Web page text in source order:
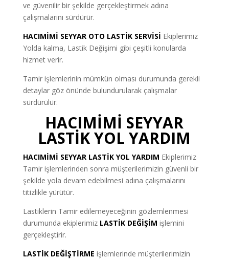
ve güvenilir bir şekilde gerçekleştirmek adına
çalışmalarını sürdürür.
HACIMİMİ SEYYAR OTO LASTİK SERVİSİ Ekiplerimiz
Yolda kalma, Lastik Değişimi gibi çeşitli konularda
hizmet verir.
Tamir işlemlerinin mümkün olması durumunda gerekli
detaylar göz önünde bulundurularak çalışmalar
sürdürülür.
HACIMİMİ SEYYAR
LASTİK YOL YARDIM
HACIMİMİ SEYYAR LASTİK YOL YARDIM Ekiplerimiz
Tamir işlemlerinden sonra müşterilerimizin güvenli bir
şekilde yola devam edebilmesi adına çalışmalarını
titizlikle yürütür.
Lastiklerin Tamir edilemeyeceğinin gözlemlenmesi
durumunda ekiplerimiz LASTİK DEĞİŞİM işlemini
gerçekleştirir.
LASTİK DEĞİŞTİRME işlemlerinde müşterilerimizin